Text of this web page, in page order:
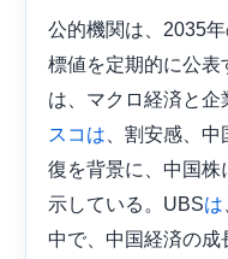
公的機関は、2035
標値を定期的に公
は、マクロ経済と企
スコは 、割安感、
復を背景に、中国株
示している。UBSは
中で、中国経済の成